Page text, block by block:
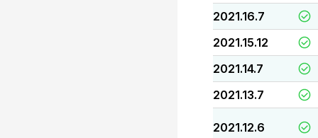
2021.16.7
2021.15.12
2021.14.7
2021.13.7
2021.12.6